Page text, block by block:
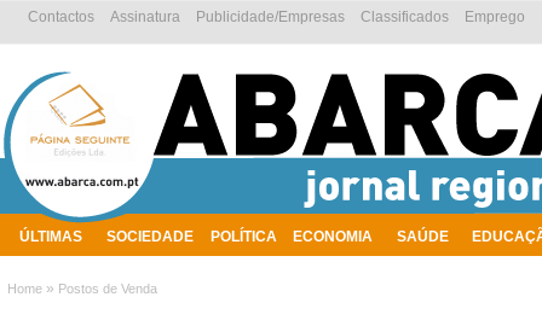
ÚLTIMAS SOCIEDADE POLÍTICA ECONOMIA SAÚDE
Emprego
Classificados
Publicidade/Empresas
Assinatura
Contactos
Home » Postos de Venda